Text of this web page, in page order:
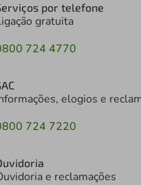
por telefone
gratuita
724 4770
elogios e
724 7220
e reclamações